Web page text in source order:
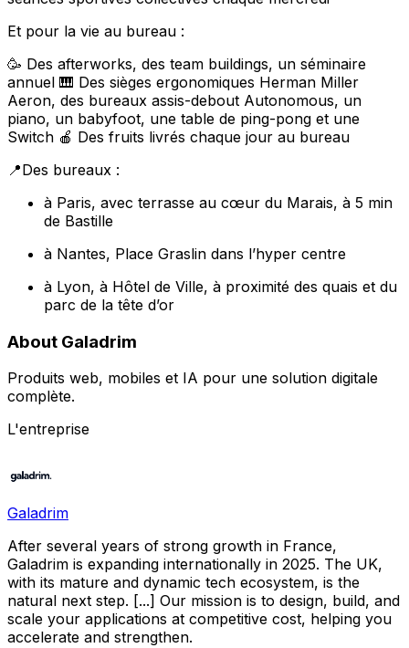
Et pour la vie au bureau :
🥳 Des afterworks, des team buildings, un séminaire
annuel 🎹 Des sièges ergonomiques Herman Miller
Aeron, des bureaux assis-debout Autonomous, un
piano, un babyfoot, une table de ping-pong et une
Switch 🍎 Des fruits livrés chaque jour au bureau
📍Des bureaux :
à Paris, avec terrasse au cœur du Marais, à 5 min
de Bastille
à Nantes, Place Graslin dans l’hyper centre
à Lyon, à Hôtel de Ville, à proximité des quais et du
parc de la tête d’or
About Galadrim
Produits web, mobiles et IA pour une solution digitale
complète.
L'entreprise
Galadrim
After several years of strong growth in France,
Galadrim is expanding internationally in 2025. The UK,
with its mature and dynamic tech ecosystem, is the
natural next step. [...] Our mission is to design, build, and
scale your applications at competitive cost, helping you
accelerate and strengthen.